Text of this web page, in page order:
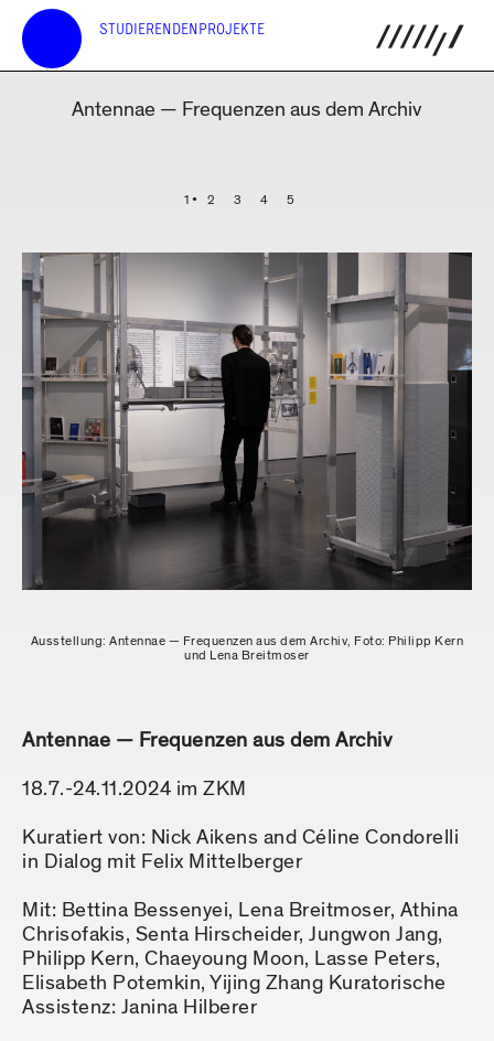
STUDIERENDENPROJEKTE
Antennae — Frequenzen aus dem Archiv
1 2 3 4 5
Ausstellung: Antennae — Frequenzen aus dem Archiv, Foto: Philipp Kern
und Lena Breitmoser
Antennae — Frequenzen aus dem Archiv
18.7.-24.11.2024 im ZKM
Kuratiert von: Nick Aikens and Céline Condorelli
in Dialog mit Felix Mittelberger
Mit: Bettina Bessenyei, Lena Breitmoser, Athina
Chrisofakis, Senta Hirscheider, Jungwon Jang,
Philipp Kern, Chaeyoung Moon, Lasse Peters,
Elisabeth Potemkin, Yijing Zhang Kuratorische
Assistenz: Janina Hilberer